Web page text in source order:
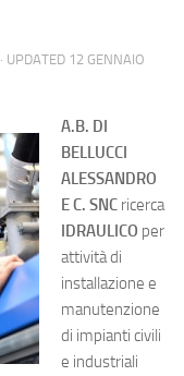
· UPDATED 12 GENNAIO
A.B. DI
BELLUCCI
ALESSANDRO
E C. SNC ricerca
IDRAULICO per
attività di
installazione e
manutenzione
di impianti civili
e industriali